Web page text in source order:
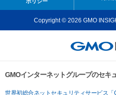
Copyright © 2026 GMO
GMOインターネットグループのセキ
世界初総合ネットセキュリティサービス「